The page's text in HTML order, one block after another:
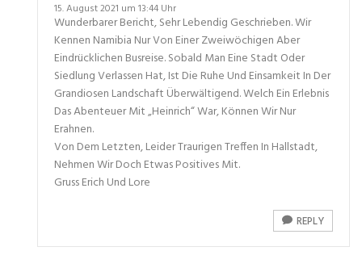
15. August 2021 um 13:44 Uhr
Wunderbarer Bericht, Sehr Lebendig Geschrieben. Wir
Kennen Namibia Nur Von Einer Zweiwöchigen Aber
Eindrücklichen Busreise. Sobald Man Eine Stadt Oder
Siedlung Verlassen Hat, Ist Die Ruhe Und Einsamkeit In Der
Grandiosen Landschaft Überwältigend. Welch Ein Erlebnis
Das Abenteuer Mit „Heinrich“ War, Können Wir Nur
Erahnen.
Von Dem Letzten, Leider Traurigen Treffen In Hallstadt,
Nehmen Wir Doch Etwas Positives Mit.
Gruss Erich Und Lore
REPLY